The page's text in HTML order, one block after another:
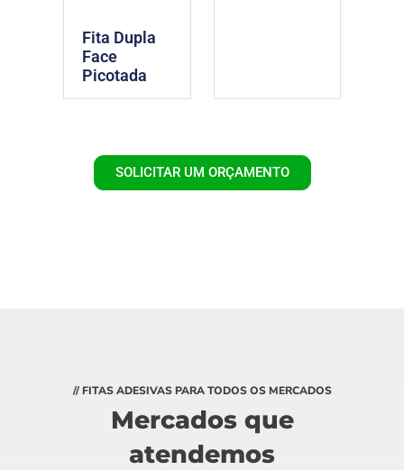
Fita Dupla
Face
Picotada
SOLICITAR UM ORÇAMENTO
// FITAS ADESIVAS PARA TODOS OS MERCADOS
Mercados que
atendemos